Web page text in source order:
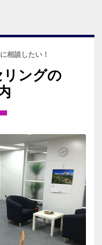
相談したい！
ングの